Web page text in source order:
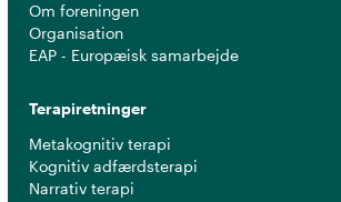
Om foreningen
Organisation
EAP - Europæisk samarbejde
Terapiretninger
Metakognitiv terapi
Kognitiv adfærdsterapi
Narrativ terapi